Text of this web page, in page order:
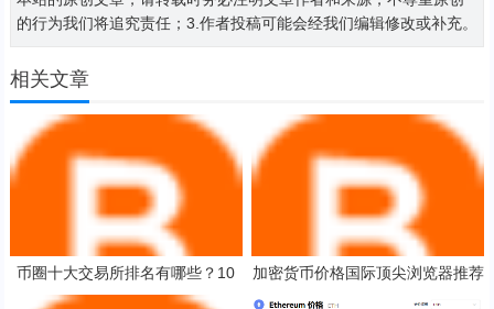
的行为我们将追究责任；3.作者投稿可能会经我们编辑修改或补充。
相关文章
币圈十大交易所排名有哪些？10
大最专业的货币交易所排名
加密货币价格国际顶尖浏览器推荐
数字币交易平台最便宜的交易量排